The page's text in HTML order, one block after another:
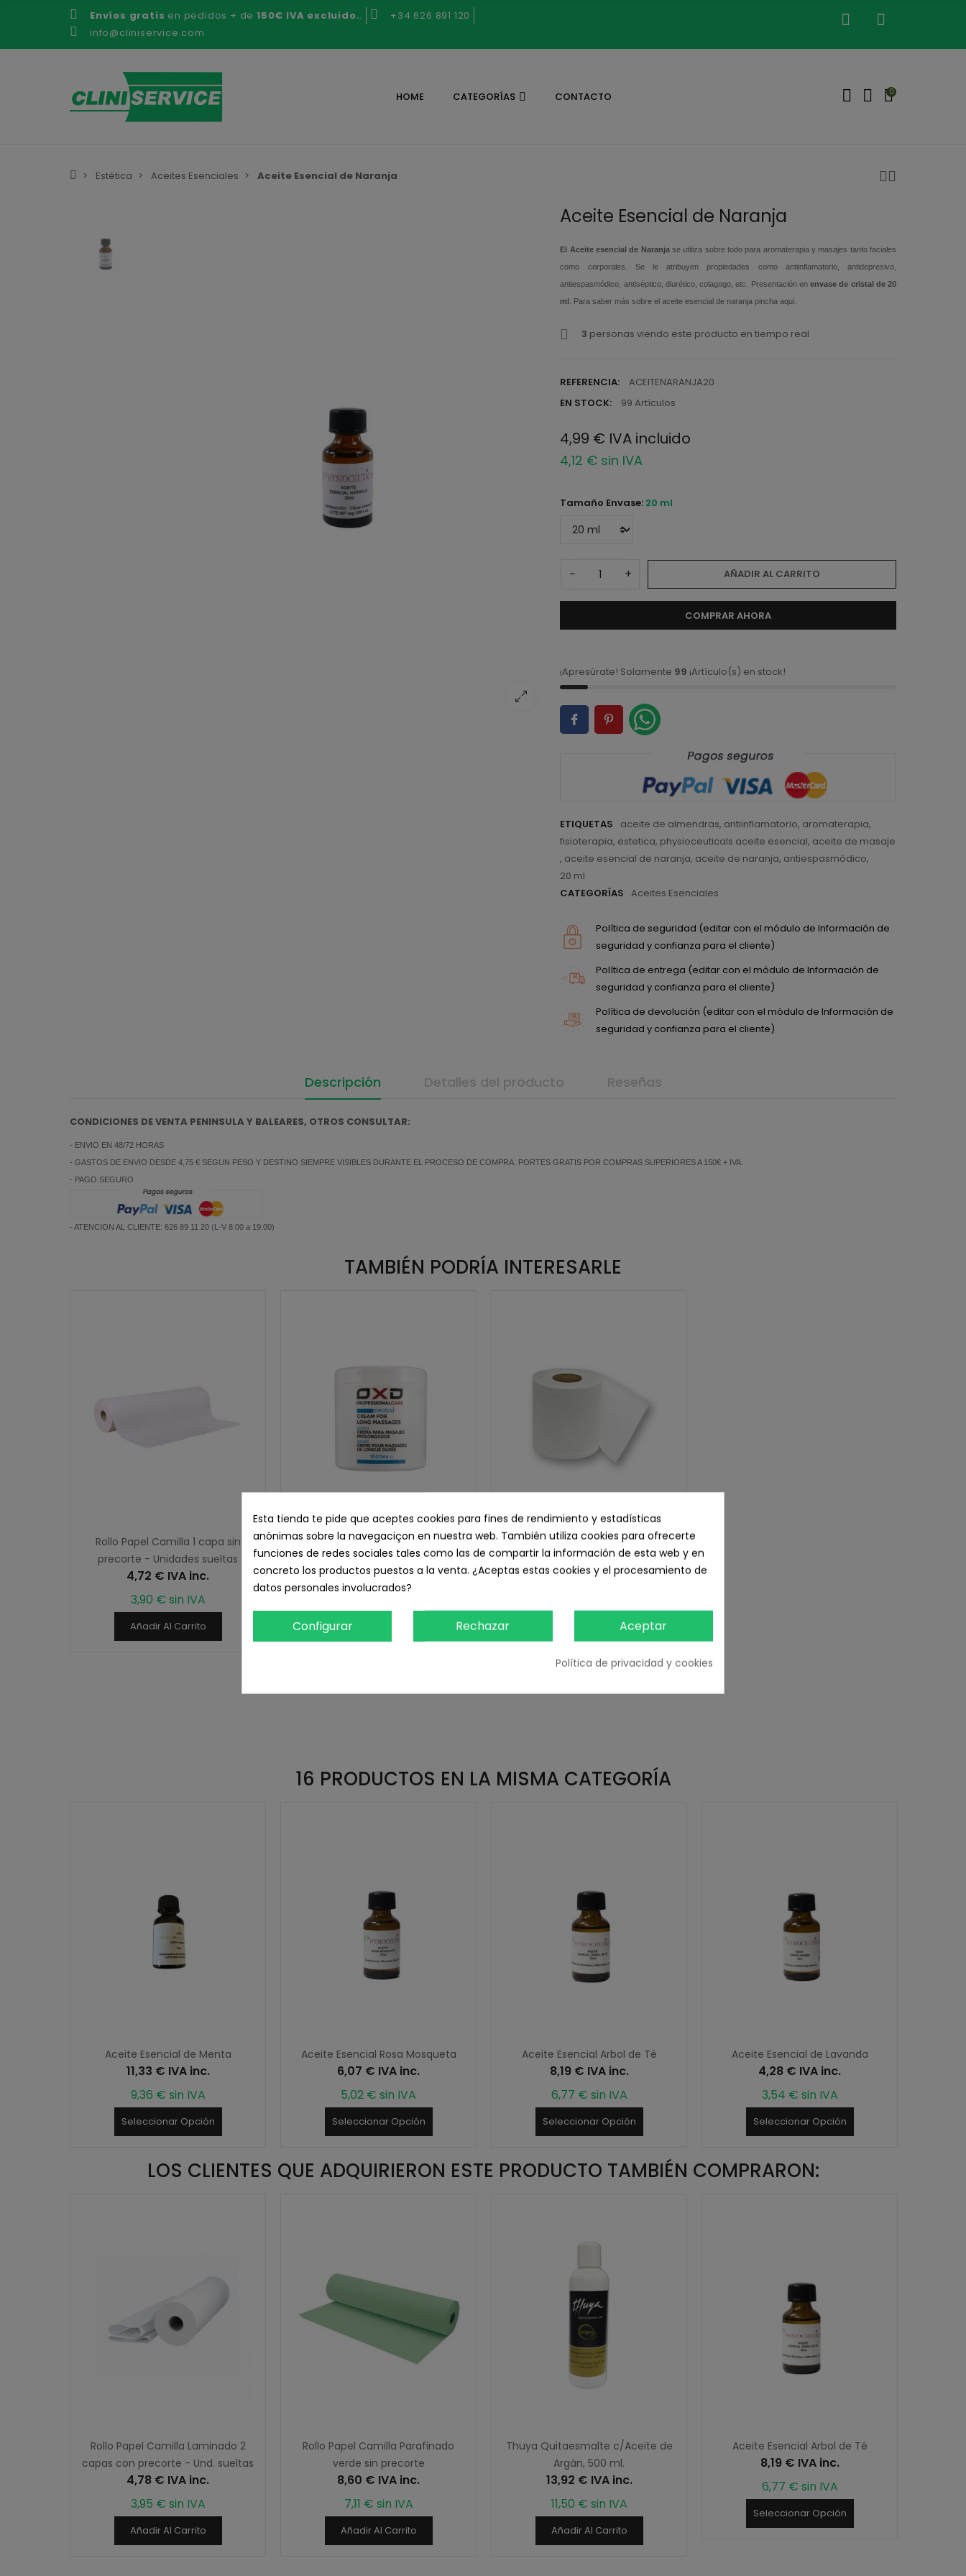
Envíos gratis en pedidos + de150€ IVA excluido..
+34 626 891 120
info@cliniservice.com
HOME CATEGORÍAS CONTACTO 0
Estética Aceites Esenciales Aceite Esencial de Naranja
Aceite Esencial de Naranja
El Aceite esencial de Naranjase utiliza sobre todo para aromaterapia y masajes tanto faciales
como corporales. Se le atribuyen propiedades como antiinflamatorio, antidepresivo,
antiespasmódico, antiséptico, diurético, colagogo, etc. Presentación enenvase de cristal de 20
ml
Para saber más sobre el aceite esencial de naranja pincha aquí
3 personas viendo este producto en tiempo real
REFERENCIA:
ACEITENARANJA20
EN STOCK:
99 Artículos
4,99 € IVA incluido
4,12 € sin IVA
Tamaño Envase: 20 ml
− + AÑADIR AL CARRITO
COMPRAR AHORA
¡Apresúrate! Solamente 99 ¡Artículo(s) en stock!
ETIQUETAS aceite de almendras, antiinflamatorio, aromaterapia,
fisioterapia, estetica, physioceuticals aceite esencial, aceite de masaje
, aceite esencial de naranja, aceite de naranja, antiespasmódico,
20 ml
CATEGORÍAS
Aceites Esenciales
Política de seguridad (editar con el módulo de Información de
seguridad y confianza para el cliente)
Política de entrega (editar con el módulo de Información de
seguridad y confianza para el cliente)
Política de devolución (editar con el módulo de Información de
seguridad y confianza para el cliente)
Descripción Detalles del producto Reseñas
CONDICIONES DE VENTA PENINSULA Y BALEARES, OTROS CONSULTAR:
- ENVIO EN 48/72 HORAS
- GASTOS DE ENVIO DESDE 4,75 € SEGUN PESO Y DESTINO SIEMPRE VISIBLES DURANTE EL PROCESO DE COMPRA. PORTES GRATIS POR COMPRAS SUPERIORES A 150€ + IVA.
- PAGO SEGURO
- ATENCION AL CLIENTE: 626 89 11 20 (L-V 8:00 a 19:00)
TAMBIÉN PODRÍA INTERESARLE
Rollo Papel Camilla 1 capa sin
precorte - Unidades sueltas
4,72 € IVA inc.
3,90 € sin IVA
Añadir Al Carrito
OXD Crema de Masajes
Prolongados, 1.000 ml.
16,29 € IVA inc.
Añadir Al Carrito
Rollos Papel Secamanos 2 capas,
precortado, Celusosa Pura, 180
mts. UNIDADES SUELTAS
Añadir Al Carrito
16 PRODUCTOS EN LA MISMA CATEGORÍA
Aceite Esencial de Menta
11,33 € IVA inc.
9,36 € sin IVA
Seleccionar Opción
Aceite Esencial Rosa Mosqueta
6,07 € IVA inc.
5,02 € sin IVA
Seleccionar Opción
Aceite Esencial Arbol de Té
8,19 € IVA inc.
6,77 € sin IVA
Seleccionar Opción
Aceite Esencial de Lavanda
4,28 € IVA inc.
3,54 € sin IVA
Seleccionar Opción
LOS CLIENTES QUE ADQUIRIERON ESTE PRODUCTO TAMBIÉN COMPRARON:
Rollo Papel Camilla Laminado 2
capas con precorte - Und. sueltas
4,78 € IVA inc.
3,95 € sin IVA
Añadir Al Carrito
Rollo Papel Camilla Parafinado
verde sin precorte
8,60 € IVA inc.
7,11 € sin IVA
Añadir Al Carrito
Thuya Quitaesmalte c/Aceite de
Argán, 500 ml.
13,92 € IVA inc.
11,50 € sin IVA
Añadir Al Carrito
Aceite Esencial Arbol de Té
8,19 € IVA inc.
6,77 € sin IVA
Seleccionar Opción
Esta tienda te pide que aceptes cookies para fines de rendimiento y estadísticas
anónimas sobre la navegaciçon en nuestra web. También utiliza cookies para ofrecerte
funciones de redes sociales tales como las de compartir la información de esta web y en
concreto los productos puestos a la venta. ¿Aceptas estas cookies y el procesamiento de
datos personales involucrados?
Configurar Rechazar Aceptar
Política de privacidad y cookies